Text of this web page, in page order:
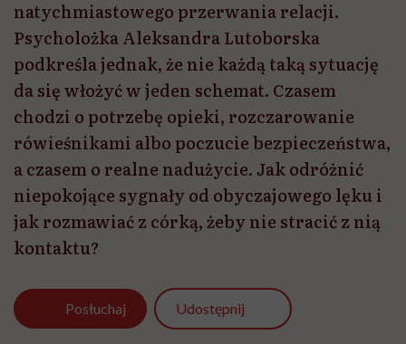
natychmiastowego przerwania relacji.
Psycholożka Aleksandra Lutoborska
podkreśla jednak, że nie każdą taką sytuację
da się włożyć w jeden schemat. Czasem
chodzi o potrzebę opieki, rozczarowanie
rówieśnikami albo poczucie bezpieczeństwa,
a czasem o realne nadużycie. Jak odróżnić
niepokojące sygnały od obyczajowego lęku i
jak rozmawiać z córką, żeby nie stracić z nią
kontaktu?
Posłuchaj Udostępnij